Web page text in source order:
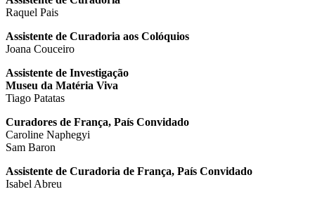
Raquel Pais
Assistente de Curadoria aos Colóquios
Joana Couceiro
Assistente de Investigação
Museu da Matéria Viva
Tiago Patatas
Curadores de França, País Convidado
Caroline Naphegyi
Sam Baron
Assistente de Curadoria de França, País Convidado
Isabel Abreu